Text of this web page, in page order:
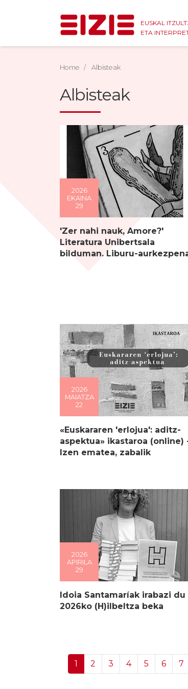
EUSKAL
ETA
Home Albisteak
Albisteak
2026
EKAINA
29
'Zer nahi nauk, Amore?'
Literatura Unibertsala
bilduman. Liburu-
2026
MAIATZA
22
«Euskararen 'erlojua': aditz-
aspektua» ikastaroa (online)
Izen ematea, zabalik
2026
APIRILA
29
Idoia Santamaríak irabazi du
2026ko (H)ilbeltza beka
1 2 3 4 5 6 7